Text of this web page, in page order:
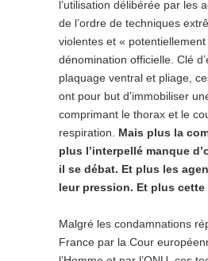
l’utilisation délibérée par les
de l’ordre de techniques
violentes et «
dénomination officielle. Clé
plaquage ventral et pliage,
ont pour but d’immobiliser
comprimant le thorax et le
respiration. Mais plus la
plus l’interpellé manque
il se débat. Et plus les
leur pression. Et plus
Malgré les condamnations
France par la Cour